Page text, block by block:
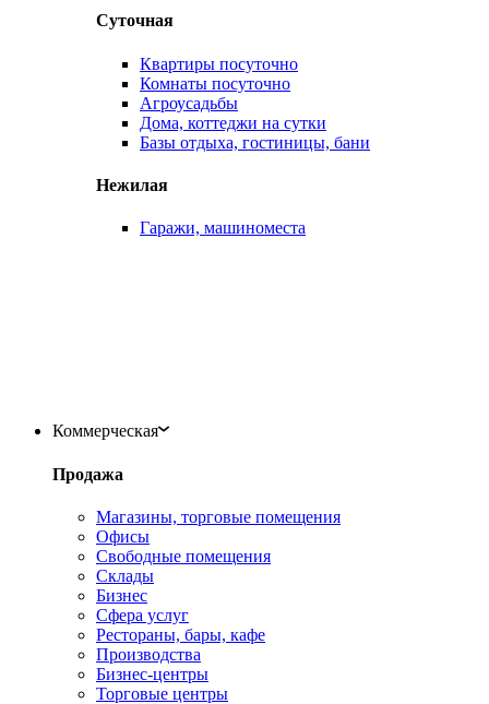
Суточная
Квартиры посуточно
Комнаты посуточно
Агроусадьбы
Дома, коттеджи на сутки
Базы отдыха, гостиницы, бани
Нежилая
Гаражи, машиноместа
Коммерческая
Продажа
Магазины, торговые помещения
Офисы
Свободные помещения
Склады
Бизнес
Сфера услуг
Рестораны, бары, кафе
Производства
Бизнес-центры
Торговые центры